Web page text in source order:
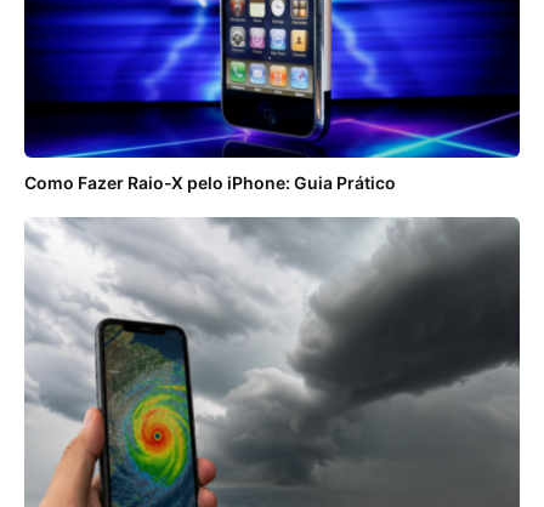
Como Fazer Raio-X pelo iPhone: Guia Prático